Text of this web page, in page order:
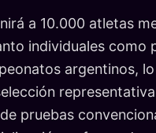
a 10.000 atletas
individuales como
argentinos,
pruebas